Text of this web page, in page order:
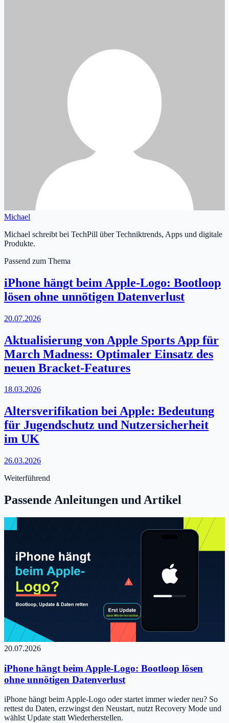
Michael
Michael schreibt bei TechPill über Techniktrends, Apps und digitale
Produkte.
Passend zum Thema
iPhone hängt beim Apple-Logo: Bootloop
lösen ohne unnötigen Datenverlust
20.07.2026
Aktualisierung von Apple Sports App für
March Madness: Optimaler Einsatz des
neuen Bracket-Features
18.03.2026
Altersverifikation bei Apple: Bedeutung
für Jugendschutz und Nutzersicherheit
im UK
26.03.2026
Weiterführend
Passende Anleitungen und Artikel
20.07.2026
iPhone hängt beim Apple-Logo: Bootloop lösen
ohne unnötigen Datenverlust
iPhone hängt beim Apple-Logo oder startet immer wieder neu? So
rettest du Daten, erzwingst den Neustart, nutzt Recovery Mode und
wählst Update statt Wiederherstellen.